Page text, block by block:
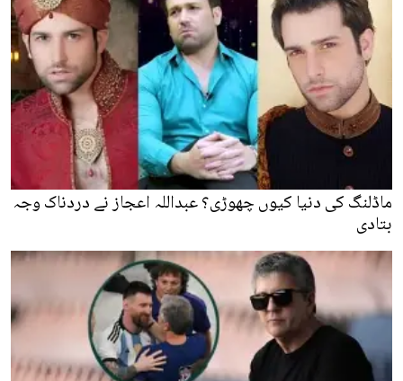
ماڈلنگ کی دنیا کیوں چھوڑی؟ عبداللہ اعجاز نے دردناک وجہ
بتادی